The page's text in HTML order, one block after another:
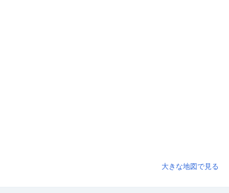
大きな地図で見る